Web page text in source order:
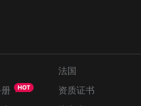
法国
资质证书